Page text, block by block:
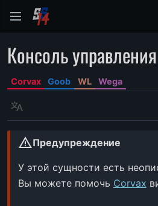
Консоль
Corvax Goob WL Wega
Язык
warningПредупреждение
У этой сущности есть
Вы можете помочь Corvax